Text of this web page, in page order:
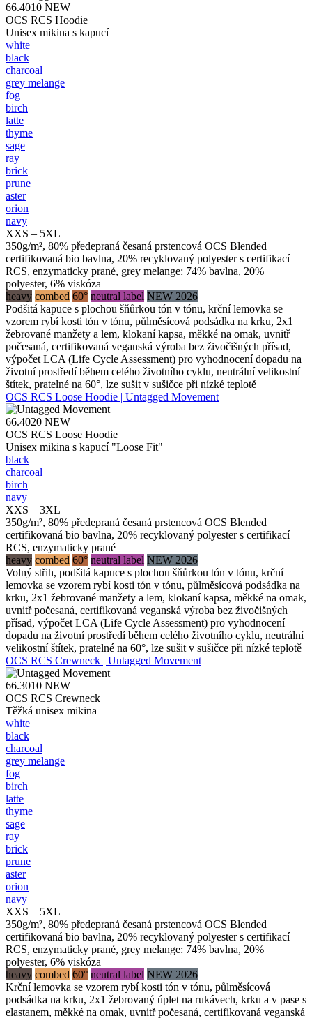
66.4010 NEW
OCS RCS Hoodie
Unisex mikina s kapucí
white
black
charcoal
grey melange
fog
birch
latte
thyme
sage
ray
brick
prune
aster
orion
navy
XXS – 5XL
350g/m², 80% předepraná česaná prstencová OCS Blended
certifikovaná bio bavlna, 20% recyklovaný polyester s certifikací
RCS, enzymaticky prané, grey melange: 74% bavlna, 20%
polyester, 6% viskóza
heavy combed 60° neutral label NEW 2026
Podšitá kapuce s plochou šňůrkou tón v tónu, krční lemovka se
vzorem rybí kosti tón v tónu, půlměsícová podsádka na krku, 2x1
žebrované manžety a lem, klokaní kapsa, měkké na omak, uvnitř
počesaná, certifikovaná veganská výroba bez živočišných přísad,
výpočet LCA (Life Cycle Assessment) pro vyhodnocení dopadu na
životní prostředí během celého životního cyklu, neutrální velikostní
štítek, pratelné na 60°, lze sušit v sušičce při nízké teplotě
OCS RCS Loose Hoodie | Untagged Movement
66.4020 NEW
OCS RCS Loose Hoodie
Unisex mikina s kapucí "Loose Fit"
black
charcoal
birch
navy
XXS – 3XL
350g/m², 80% předepraná česaná prstencová OCS Blended
certifikovaná bio bavlna, 20% recyklovaný polyester s certifikací
RCS, enzymaticky prané
heavy combed 60° neutral label NEW 2026
Volný střih, podšitá kapuce s plochou šňůrkou tón v tónu, krční
lemovka se vzorem rybí kosti tón v tónu, půlměsícová podsádka na
krku, 2x1 žebrované manžety a lem, klokaní kapsa, měkké na omak,
uvnitř počesaná, certifikovaná veganská výroba bez živočišných
přísad, výpočet LCA (Life Cycle Assessment) pro vyhodnocení
dopadu na životní prostředí během celého životního cyklu, neutrální
velikostní štítek, pratelné na 60°, lze sušit v sušičce při nízké teplotě
OCS RCS Crewneck | Untagged Movement
66.3010 NEW
OCS RCS Crewneck
Těžká unisex mikina
white
black
charcoal
grey melange
fog
birch
latte
thyme
sage
ray
brick
prune
aster
orion
navy
XXS – 5XL
350g/m², 80% předepraná česaná prstencová OCS Blended
certifikovaná bio bavlna, 20% recyklovaný polyester s certifikací
RCS, enzymaticky prané, grey melange: 74% bavlna, 20%
polyester, 6% viskóza
heavy combed 60° neutral label NEW 2026
Krční lemovka se vzorem rybí kosti tón v tónu, půlměsícová
podsádka na krku, 2x1 žebrovaný úplet na rukávech, krku a v pase s
elastanem, měkké na omak, uvnitř počesaná, certifikovaná veganská